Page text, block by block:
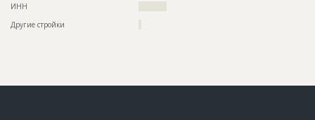
ИНН
Другие стройки